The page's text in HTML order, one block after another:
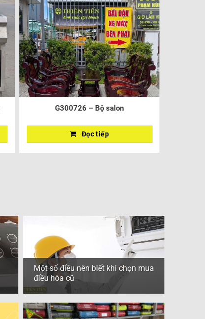
G300726 – Bộ salon
Đọc tiếp
Một số điều nên biết khi chọn mua
điều hòa cũ